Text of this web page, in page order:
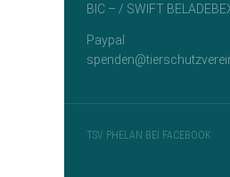
BIC – / SWIFT
Paypal
TSV PHELAN BEI FACEBOOK